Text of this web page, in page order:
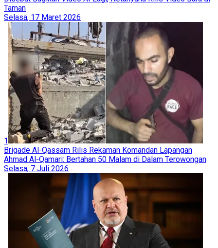
Taman
Selasa, 17 Maret 2026
1
Brigade Al-Qassam Rilis Rekaman Komandan Lapangan
Ahmad Al-Qamari: Bertahan 50 Malam di Dalam Terowongan
Selasa, 7 Juli 2026